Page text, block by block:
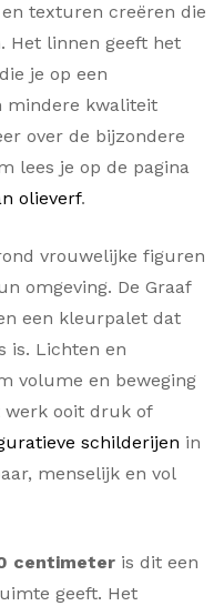
texturen creëren die
Het linnen geeft het
je op een
mindere kwaliteit
over de bijzondere
lees je op de pagina
olieverf.
vrouwelijke figuren
omgeving. De Graaf
een kleurpalet dat
is. Lichten en
volume en beweging
werk ooit druk of
schilderijen in
menselijk en vol
centimeter is dit een
geeft. Het